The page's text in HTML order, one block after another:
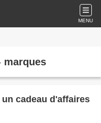
MENU
marques
cadeau d'affaires